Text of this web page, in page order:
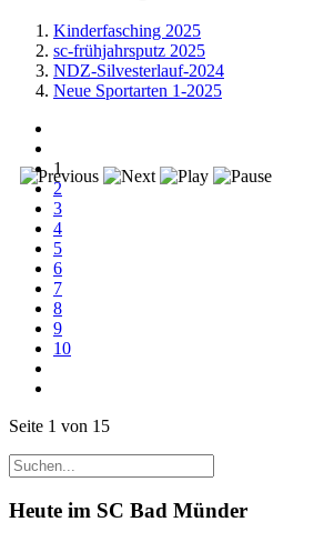
Kinderfasching 2025
sc-frühjahrsputz 2025
NDZ-Silvesterlauf-2024
Neue Sportarten 1-2025
1
2
3
4
5
6
7
8
9
10
Seite 1 von 15
Heute im SC Bad Münder